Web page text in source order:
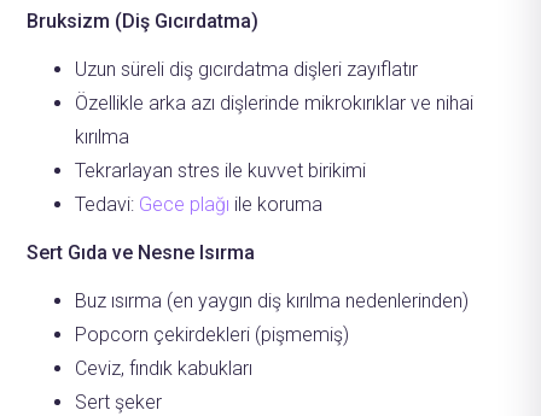
Bruksizm (Diş Gıcırdatma)
Uzun süreli diş gıcırdatma dişleri zayıflatır
Özellikle arka azı dişlerinde mikrokırıklar ve nihai
kırılma
Tekrarlayan stres ile kuvvet birikimi
Tedavi: Gece plağı ile koruma
Sert Gıda ve Nesne Isırma
Buz ısırma (en yaygın diş kırılma nedenlerinden)
Popcorn çekirdekleri (pişmemiş)
Ceviz, fındık kabukları
Sert şeker